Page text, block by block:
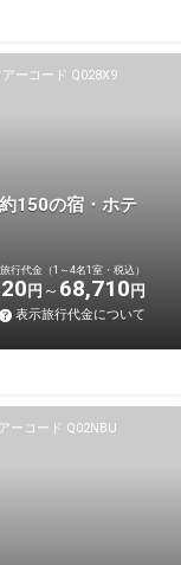
アーコード Q028X9
150の宿・ホテ
行代金（1～4名1室・税込）
円 68,710 円
表示旅行代金について
ーコード Q02NBU